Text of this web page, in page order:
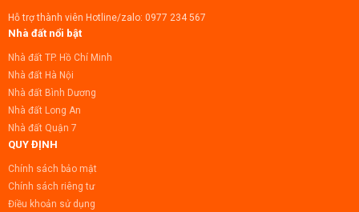
Hỗ trợ thành viên Hotline/zalo: 0977 234 567
Nhà đất nổi bật
Nhà đất TP. Hồ Chí Minh
Nhà đất Hà Nội
Nhà đất Bình Dương
Nhà đất Long An
Nhà đất Quận 7
QUY ĐỊNH
Chính sách bảo mật
Chính sách riêng tư
Điều khoản sử dụng